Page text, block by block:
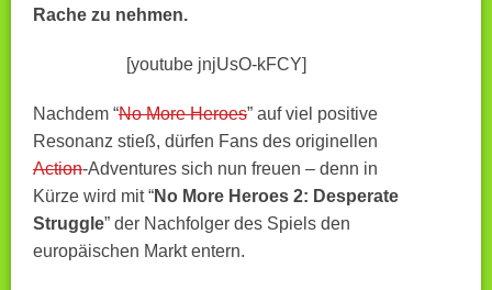
Rache zu nehmen.
[youtube jnjUsO-kFCY]
Nachdem “No More Heroes” auf viel positive
Resonanz stieß, dürfen Fans des originellen
Action-Adventures sich nun freuen – denn in
Kürze wird mit “No More Heroes 2: Desperate
Struggle” der Nachfolger des Spiels den
europäischen Markt entern.